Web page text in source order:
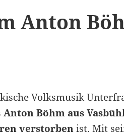
Anton
Volksmusik
Anton Böhm aus
verstorbenist. Mit